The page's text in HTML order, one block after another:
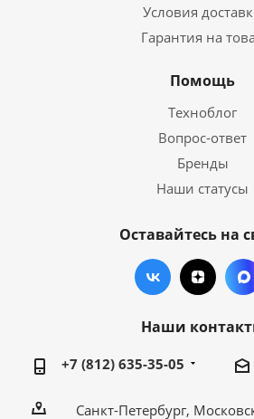
Условия
Гарантия на
Помощь
Техноблог
Вопрос-ответ
Бренды
Наши статусы
Оставайтесь на
Наши
+7 (812) 635-35-05
Санкт-Петербург,